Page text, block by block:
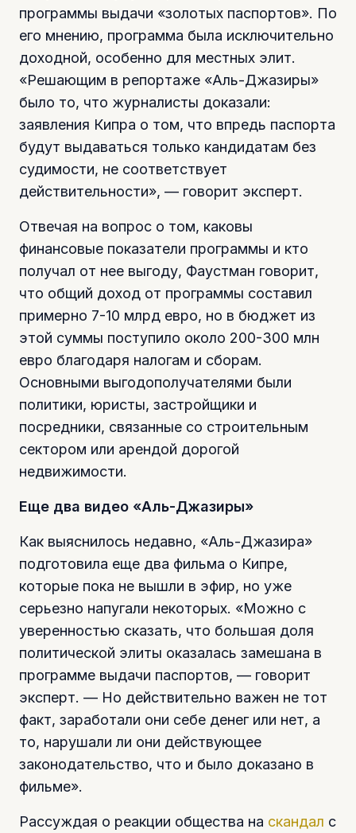
программы выдачи «золотых паспортов». По
его мнению, программа была исключительно
доходной, особенно для местных элит.
«Решающим в репортаже «Аль-Джазиры»
было то, что журналисты доказали:
заявления Кипра о том, что впредь паспорта
будут выдаваться только кандидатам без
судимости, не соответствует
действительности», — говорит эксперт.
Отвечая на вопрос о том, каковы
финансовые показатели программы и кто
получал от нее выгоду, Фаустман говорит,
что общий доход от программы составил
примерно 7-10 млрд евро, но в бюджет из
этой суммы поступило около 200-300 млн
евро благодаря налогам и сборам.
Основными выгодополучателями были
политики, юристы, застройщики и
посредники, связанные со строительным
сектором или арендой дорогой
недвижимости.
Еще два видео «Аль-Джазиры»
Как выяснилось недавно, «Аль-Джазира»
подготовила еще два фильма о Кипре,
которые пока не вышли в эфир, но уже
серьезно напугали некоторых. «Можно с
уверенностью сказать, что большая доля
политической элиты оказалась замешана в
программе выдачи паспортов, — говорит
эксперт. — Но действительно важен не тот
факт, заработали они себе денег или нет, а
то, нарушали ли они действующее
законодательство, что и было доказано в
фильме».
Рассуждая о реакции общества на скандал с